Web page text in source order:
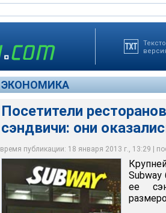
ЭКОНОМИКА
Посетители
сэндвичи: они
время публикации: 18 января 2013 г., 13:29 |
Крупнейшая в мире сеть
обмане посетителей - длина ее
размеров
Moscow-Live.ru
ее